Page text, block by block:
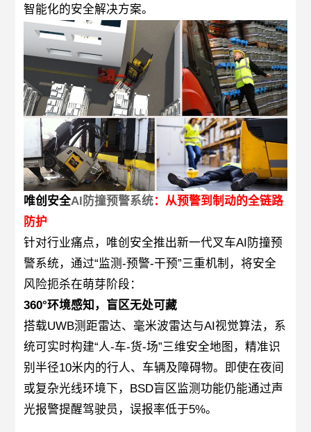
智能化的安全解决方案。
唯创安全AI防撞预警系统：从预警到制动的全链路
防护
针对行业痛点，唯创安全推出新一代叉车AI防撞预
警系统，通过“监测-预警-干预”三重机制，将安全
风险扼杀在萌芽阶段：
360°环境感知，盲区无处可藏
搭载UWB测距雷达、毫米波雷达与AI视觉算法，系
统可实时构建“人-车-货-场”三维安全地图，精准识
别半径10米内的行人、车辆及障碍物。即使在夜间
或复杂光线环境下，BSD盲区监测功能仍能通过声
光报警提醒驾驶员，误报率低于5%。